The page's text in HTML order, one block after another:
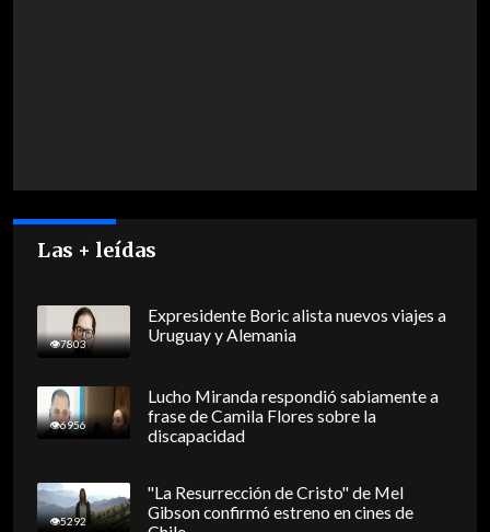
Las + leídas
7803
Expresidente Boric alista nuevos viajes a
Uruguay y Alemania
6956
Lucho Miranda respondió sabiamente a
frase de Camila Flores sobre la
discapacidad
5292
"La Resurrección de Cristo" de Mel
Gibson confirmó estreno en cines de